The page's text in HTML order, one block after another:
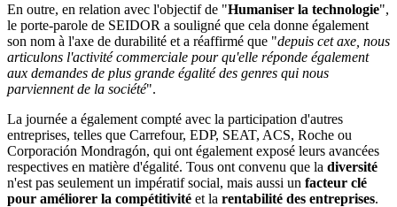
En outre, en relation avec l'objectif de "Humaniser la technologie",
le porte-parole de SEIDOR a souligné que cela donne également
son nom à l'axe de durabilité et a réaffirmé que "depuis cet axe, nous
articulons l'activité commerciale pour qu'elle réponde également
aux demandes de plus grande égalité des genres qui nous
parviennent de la société".
La journée a également compté avec la participation d'autres
entreprises, telles que Carrefour, EDP, SEAT, ACS, Roche ou
Corporación Mondragón, qui ont également exposé leurs avancées
respectives en matière d'égalité. Tous ont convenu que la diversité
n'est pas seulement un impératif social, mais aussi un facteur clé
pour améliorer la compétitivité et la rentabilité des entreprises.